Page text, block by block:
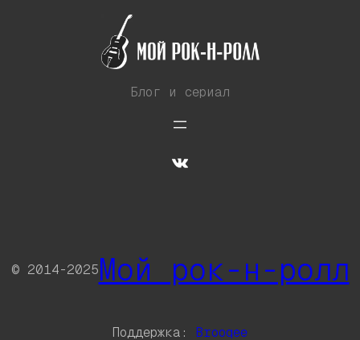
Блог и сериал
VK
© 2014-2025Мой рок-н-ролл
Поддержка: Brooqee